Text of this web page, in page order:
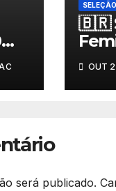
o
🇧🇷
1 a
OUT
será publicado.